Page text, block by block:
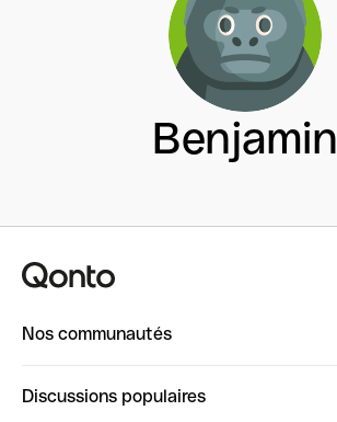
Benjamin
Nos communautés
Discussions populaires